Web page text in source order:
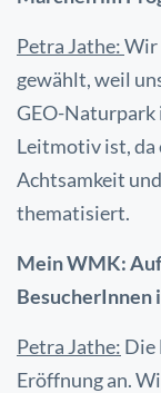
Petra Jathe:Wir
gewählt, weil
GEO-Naturpark
Leitmotiv ist, da
Achtsamkeit
thematisiert.
Mein WMK:
BesucherInnen
Petra Jathe: Die
Eröffnung an.